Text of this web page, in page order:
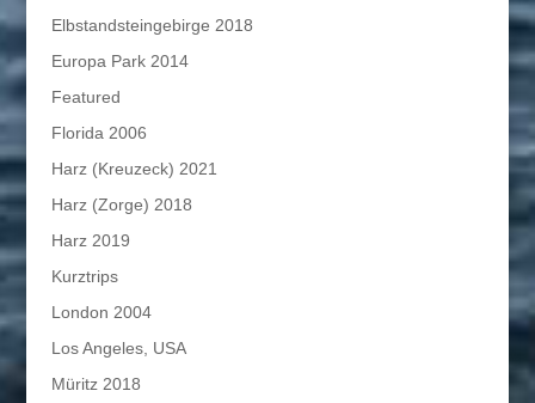
Elbstandsteingebirge 2018
Europa Park 2014
Featured
Florida 2006
Harz (Kreuzeck) 2021
Harz (Zorge) 2018
Harz 2019
Kurztrips
London 2004
Los Angeles, USA
Müritz 2018